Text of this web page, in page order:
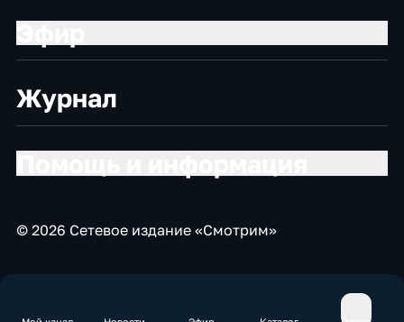
Журнал
© 2026 Сетевое издание «Смотрим»